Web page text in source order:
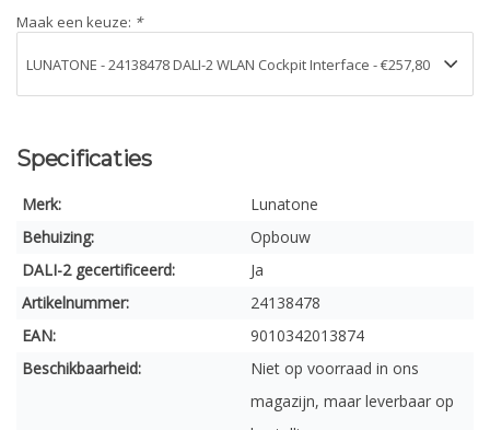
Maak een keuze: *
Specificaties
Merk:
Lunatone
Behuizing:
Opbouw
DALI-2 gecertificeerd:
Ja
Artikelnummer:
24138478
EAN:
9010342013874
Beschikbaarheid:
Niet op voorraad in ons
magazijn, maar leverbaar op